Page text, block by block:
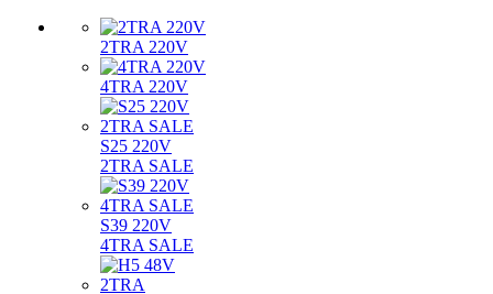
2TRA 220V
4TRA 220V
S25 220V
2TRA SALE
S39 220V
4TRA SALE